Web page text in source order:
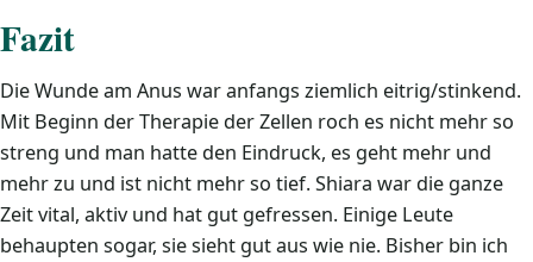
Fazit
Die Wunde am Anus war anfangs ziemlich eitrig/stinkend.
Mit Beginn der Therapie der Zellen roch es nicht mehr so
streng und man hatte den Eindruck, es geht mehr und
mehr zu und ist nicht mehr so tief. Shiara war die ganze
Zeit vital, aktiv und hat gut gefressen. Einige Leute
behaupten sogar, sie sieht gut aus wie nie. Bisher bin ich